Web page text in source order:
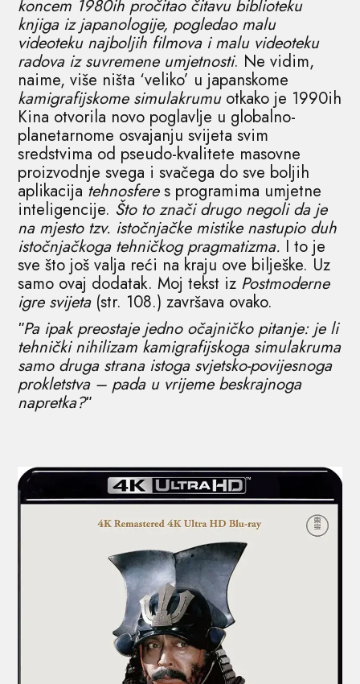
koncem 1980ih pročitao čitavu biblioteku
knjiga iz japanologije, pogledao malu
videoteku najboljih filmova i malu videoteku
radova iz suvremene umjetnosti. Ne vidim,
naime, više ništa ‘veliko’ u japanskome
kamigrafijskome simulakrumuotkako je 1990ih
Kina otvorila novo poglavlje u globalno-
planetarnome osvajanju svijeta svim
sredstvima od pseudo-kvalitete masovne
proizvodnje svega i svačega do sve boljih
aplikacija tehnosferes programima umjetne
inteligencije. Što to znači drugo negoli da je
na mjesto tzv. istočnjačke mistike nastupio duh
istočnjačkoga tehničkog pragmatizma. I to je
sve što još valja reći na kraju ove bilješke. Uz
samo ovaj dodatak. Moj tekst iz Postmoderne
igre svijeta (str. 108.) završava ovako.
ʺPa ipak preostaje jedno očajničko pitanje: je li
tehnički nihilizam kamigrafijskoga simulakruma
samo druga strana istoga svjetsko-povijesnoga
prokletstva – pada u vrijeme beskrajnoga
napretka?ʺ